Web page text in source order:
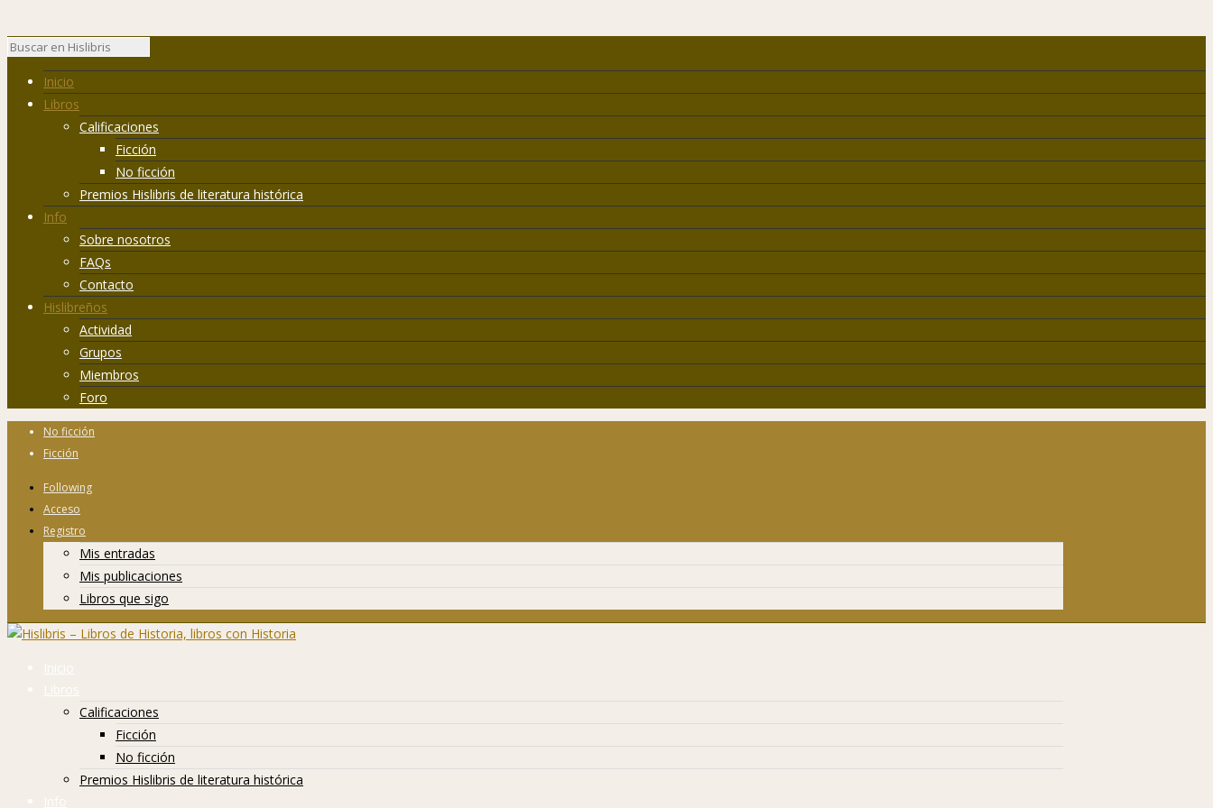
Inicio
Libros
Calificaciones
Ficción
No ficción
Premios Hislibris de literatura histórica
Info
Sobre nosotros
FAQs
Contacto
Hislibreños
Actividad
Grupos
Miembros
Foro
No ficción
Ficción
Following
Acceso
Registro
Mis entradas
Mis publicaciones
Libros que sigo
Inicio
Libros
Calificaciones
Ficción
No ficción
Premios Hislibris de literatura histórica
Info